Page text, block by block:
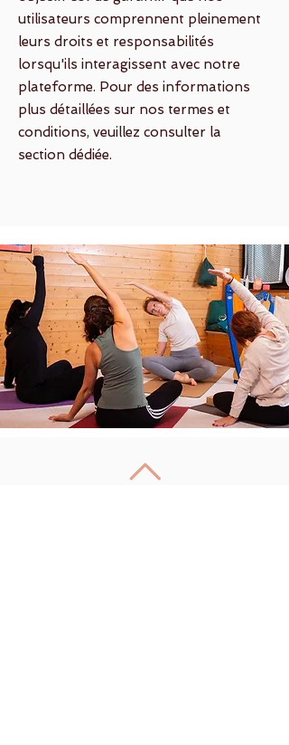
utilisateurs comprennent pleinement
leurs droits et responsabilités
lorsqu'ils interagissent avec notre
plateforme. Pour des informations
plus détaillées sur nos termes et
conditions, veuillez consulter la
section dédiée.